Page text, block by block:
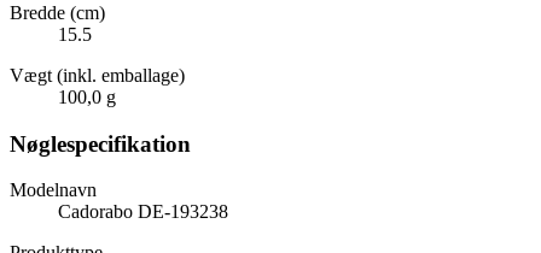
Bredde (cm)
15.5
Vægt (inkl. emballage)
100,0 g
Nøglespecifikation
Modelnavn
Cadorabo DE-193238